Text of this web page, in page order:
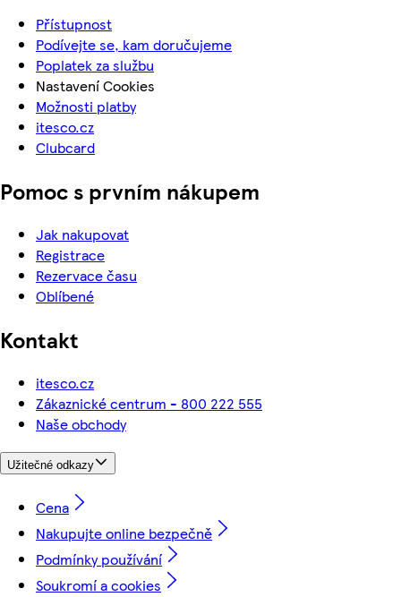
Přístupnost
Podívejte se, kam doručujeme
Poplatek za službu
Nastavení Cookies
Možnosti platby
itesco.cz
Clubcard
Pomoc s prvním nákupem
Jak nakupovat
Registrace
Rezervace času
Oblíbené
Kontakt
itesco.cz
Zákaznické centrum - 800 222 555
Naše obchody
Užitečné odkazy
Cena
Nakupujte online bezpečně
Podmínky používání
Soukromí a cookies